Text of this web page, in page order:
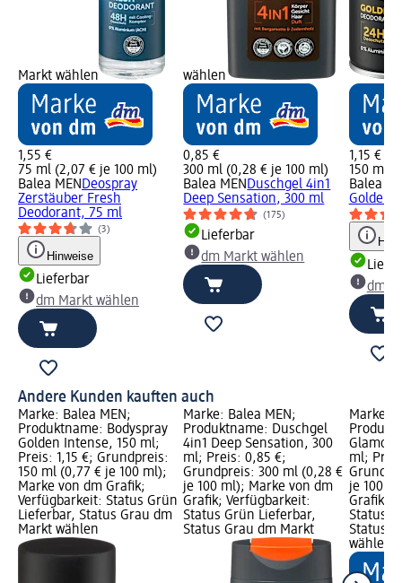
Markt wählen
1,55 €
75 ml (2,07 € je 100 ml)
Balea MEN Deospray
Zerstäuber Fresh
Deodorant, 75 ml
(3)
Hinweise
Lieferbar
dm Markt wählen
wählen
0,85 €
300 ml (0,28 € je 100 ml)
Balea MEN Duschgel 4in1
Deep Sensation, 300 ml
(175)
Lieferbar
dm Markt wählen
1,15 €
150 ml
Balea
Golden
dm
Andere Kunden kauften auch
Marke: Balea MEN;
Produktname: Bodyspray
Golden Intense, 150 ml;
Preis: 1,15 €; Grundpreis:
150 ml (0,77 € je 100 ml);
Marke von dm Grafik;
Verfügbarkeit: Status Grün
Lieferbar, Status Grau dm
Markt wählen
Marke: Balea MEN;
Produktname: Duschgel
4in1 Deep Sensation, 300
ml; Preis: 0,85 €;
Grundpreis: 300 ml (0,28 €
je 100 ml); Marke von dm
Grafik; Verfügbarkeit:
Status Grün Lieferbar,
Status Grau dm Markt
Marke:
ml;
je 100
Grafik;
Status
Status
wählen